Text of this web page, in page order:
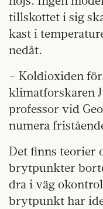
tillskottet i sig
kast i
nedåt.
– Koldioxiden
klimatforskaren
professor vid
numera
Det finns teorier
brytpunkter
dra i väg
brytpunkt har